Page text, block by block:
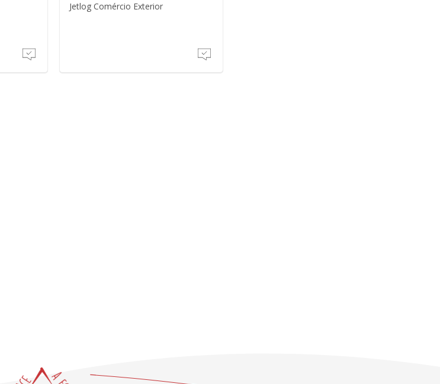
Jetlog Comércio Exterior